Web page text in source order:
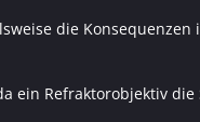
die
ein Refraktorobjektiv